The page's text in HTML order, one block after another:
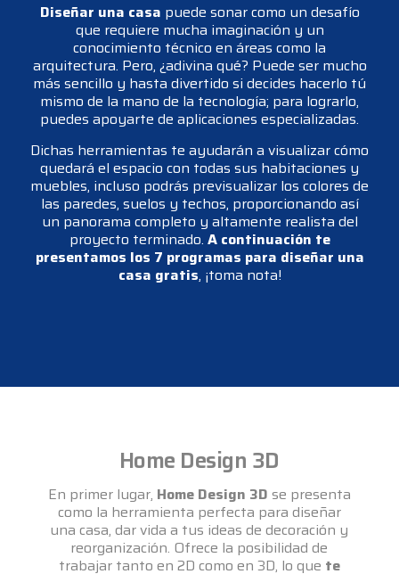
Diseñar una casa puede sonar como un desafío
que requiere mucha imaginación y un
conocimiento técnico en áreas como la
arquitectura. Pero, ¿adivina qué? Puede ser mucho
más sencillo y hasta divertido si decides hacerlo tú
mismo de la mano de la tecnología; para lograrlo,
puedes apoyarte de aplicaciones especializadas.
Dichas herramientas te ayudarán a visualizar cómo
quedará el espacio con todas sus habitaciones y
muebles, incluso podrás previsualizar los colores de
las paredes, suelos y techos, proporcionando así
un panorama completo y altamente realista del
proyecto terminado. A continuación te
presentamos los 7 programas para diseñar una
casa gratis, ¡toma nota!
Home Design 3D
En primer lugar, Home Design 3D se presenta
como la herramienta perfecta para diseñar
una casa, dar vida a tus ideas de decoración y
reorganización. Ofrece la posibilidad de
trabajar tanto en 2D como en 3D, lo que te